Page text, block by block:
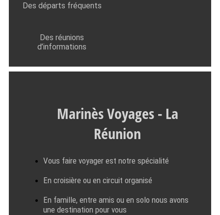
Des départs fréquents
Des réunions
d’informations
Marinès Voyages - La
Réunion
Vous faire voyager est notre spécialité
En croisière ou en circuit organisé
En famille, entre amis ou en solo nous avons
une destination pour vous